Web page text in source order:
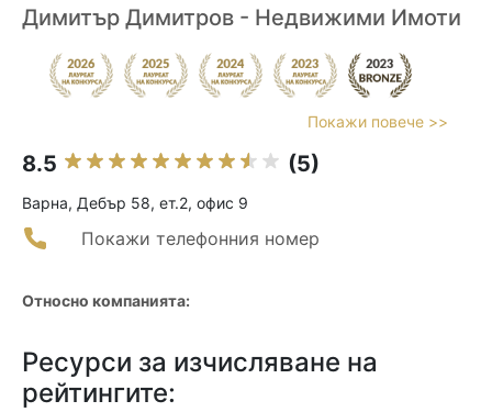
Димитър Димитров - Недвижими Имоти
Покажи повече >>
8.5 (5)
Варна, Дебър 58, ет.2, офис 9
Покажи телефонния номер
Относно компанията:
Ресурси за изчисляване на
рейтингите: